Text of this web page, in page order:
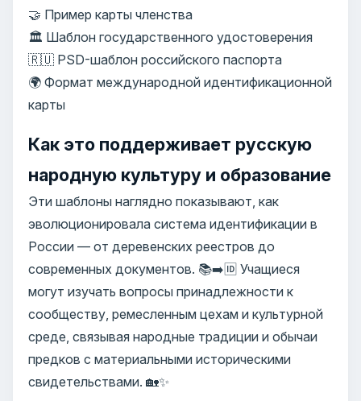
🤝 Пример карты членства
🏛️ Шаблон государственного удостоверения
🇷🇺 PSD-шаблон российского паспорта
🌍 Формат международной идентификационной
карты
Как это поддерживает русскую
народную культуру и образование
Эти шаблоны наглядно показывают, как
эволюционировала система идентификации в
России — от деревенских реестров до
современных документов. 📚➡️🆔 Учащиеся
могут изучать вопросы принадлежности к
сообществу, ремесленным цехам и культурной
среде, связывая народные традиции и обычаи
предков с материальными историческими
свидетельствами. 🏡✨